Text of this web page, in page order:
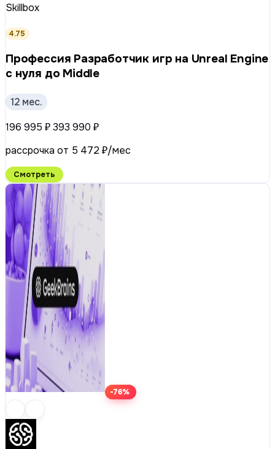
Skillbox
4.75
Профессия Разработчик игр на Unreal Engine
с нуля до Middle
12 мес.
196 995 ₽393 990 ₽
рассрочка от 5 472 ₽/мес
Смотреть
-76%